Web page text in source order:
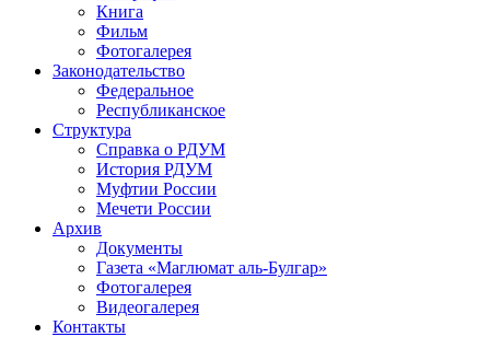
Книга
Фильм
Фотогалерея
Законодательство
Федеральное
Республиканское
Структура
Справка о РДУМ
История РДУМ
Муфтии России
Мечети России
Архив
Документы
Газета «Маглюмат аль-Булгар»
Фотогалерея
Видеогалерея
Контакты